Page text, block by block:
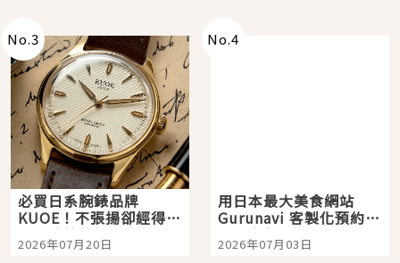
No.3
必買日系腕錶品牌
KUOE！不張揚卻經得起
時間洗鍊的經典之作五
選
2026年07月20日
No.4
用日本最大美食網站
Gurunavi 客製化預約九
大都市餐廳，打造專屬
美食體驗！
2026年07月03日